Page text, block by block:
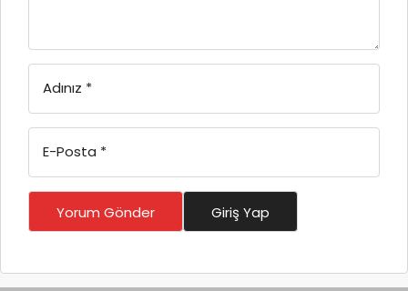
Adınız *
E-Posta *
Yorum Gönder Giriş Yap